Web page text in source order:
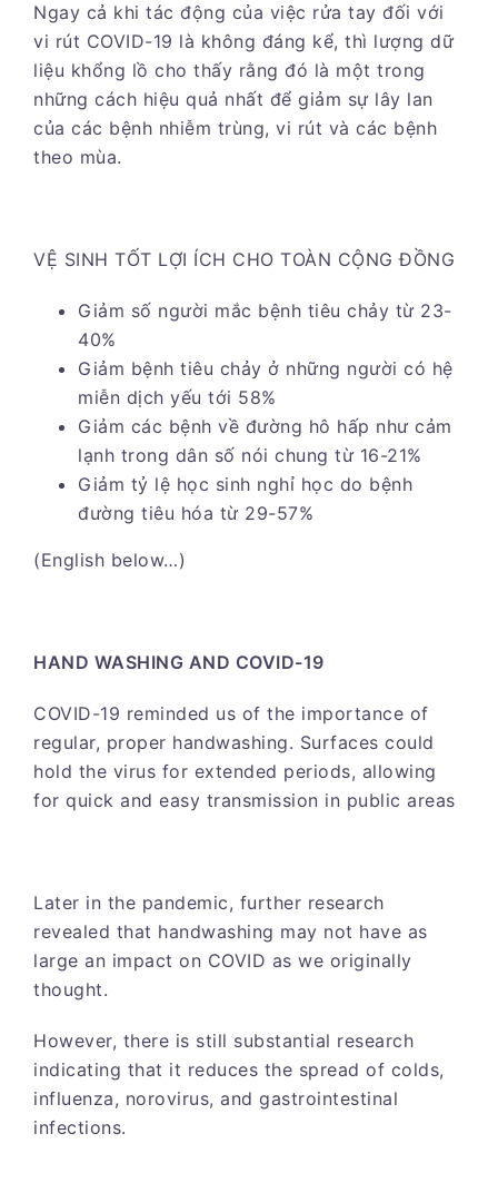
Ngay cả khi tác động của việc rửa tay đối với
vi rút COVID-19 là không đáng kể, thì lượng dữ
liệu khổng lồ cho thấy rằng đó là một trong
những cách hiệu quả nhất để giảm sự lây lan
của các bệnh nhiễm trùng, vi rút và các bệnh
theo mùa.
VỆ SINH TỐT LỢI ÍCH CHO TOÀN CỘNG ĐỒNG
Giảm số người mắc bệnh tiêu chảy từ 23-
40%
Giảm bệnh tiêu chảy ở những người có hệ
miễn dịch yếu tới 58%
Giảm các bệnh về đường hô hấp như cảm
lạnh trong dân số nói chung từ 16-21%
Giảm tỷ lệ học sinh nghỉ học do bệnh
đường tiêu hóa từ 29-57%
(English below…)
HAND WASHING AND COVID-19
COVID-19 reminded us of the importance of
regular, proper handwashing. Surfaces could
hold the virus for extended periods, allowing
for quick and easy transmission in public areas
Later in the pandemic, further research
revealed that handwashing may not have as
large an impact on COVID as we originally
thought.
However, there is still substantial research
indicating that it reduces the spread of colds,
influenza, norovirus, and gastrointestinal
infections.